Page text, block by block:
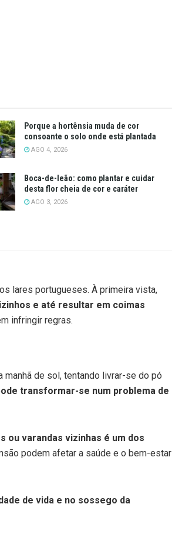
Porque a hortênsia muda de cor
consoante o solo onde está plantada
AGO 4, 2026
Boca-de-leão: como plantar e cuidar
desta flor cheia de cor e caráter
AGO 3, 2026
lares portugueses. À primeira vista,
e até resultar em coimas
infringir regras.
manhã de sol, tentando livrar-se do pó
transformar-se num problema de
ou varandas vizinhas é um dos
podem afetar a saúde e o bem-estar
de vida e no sossego da